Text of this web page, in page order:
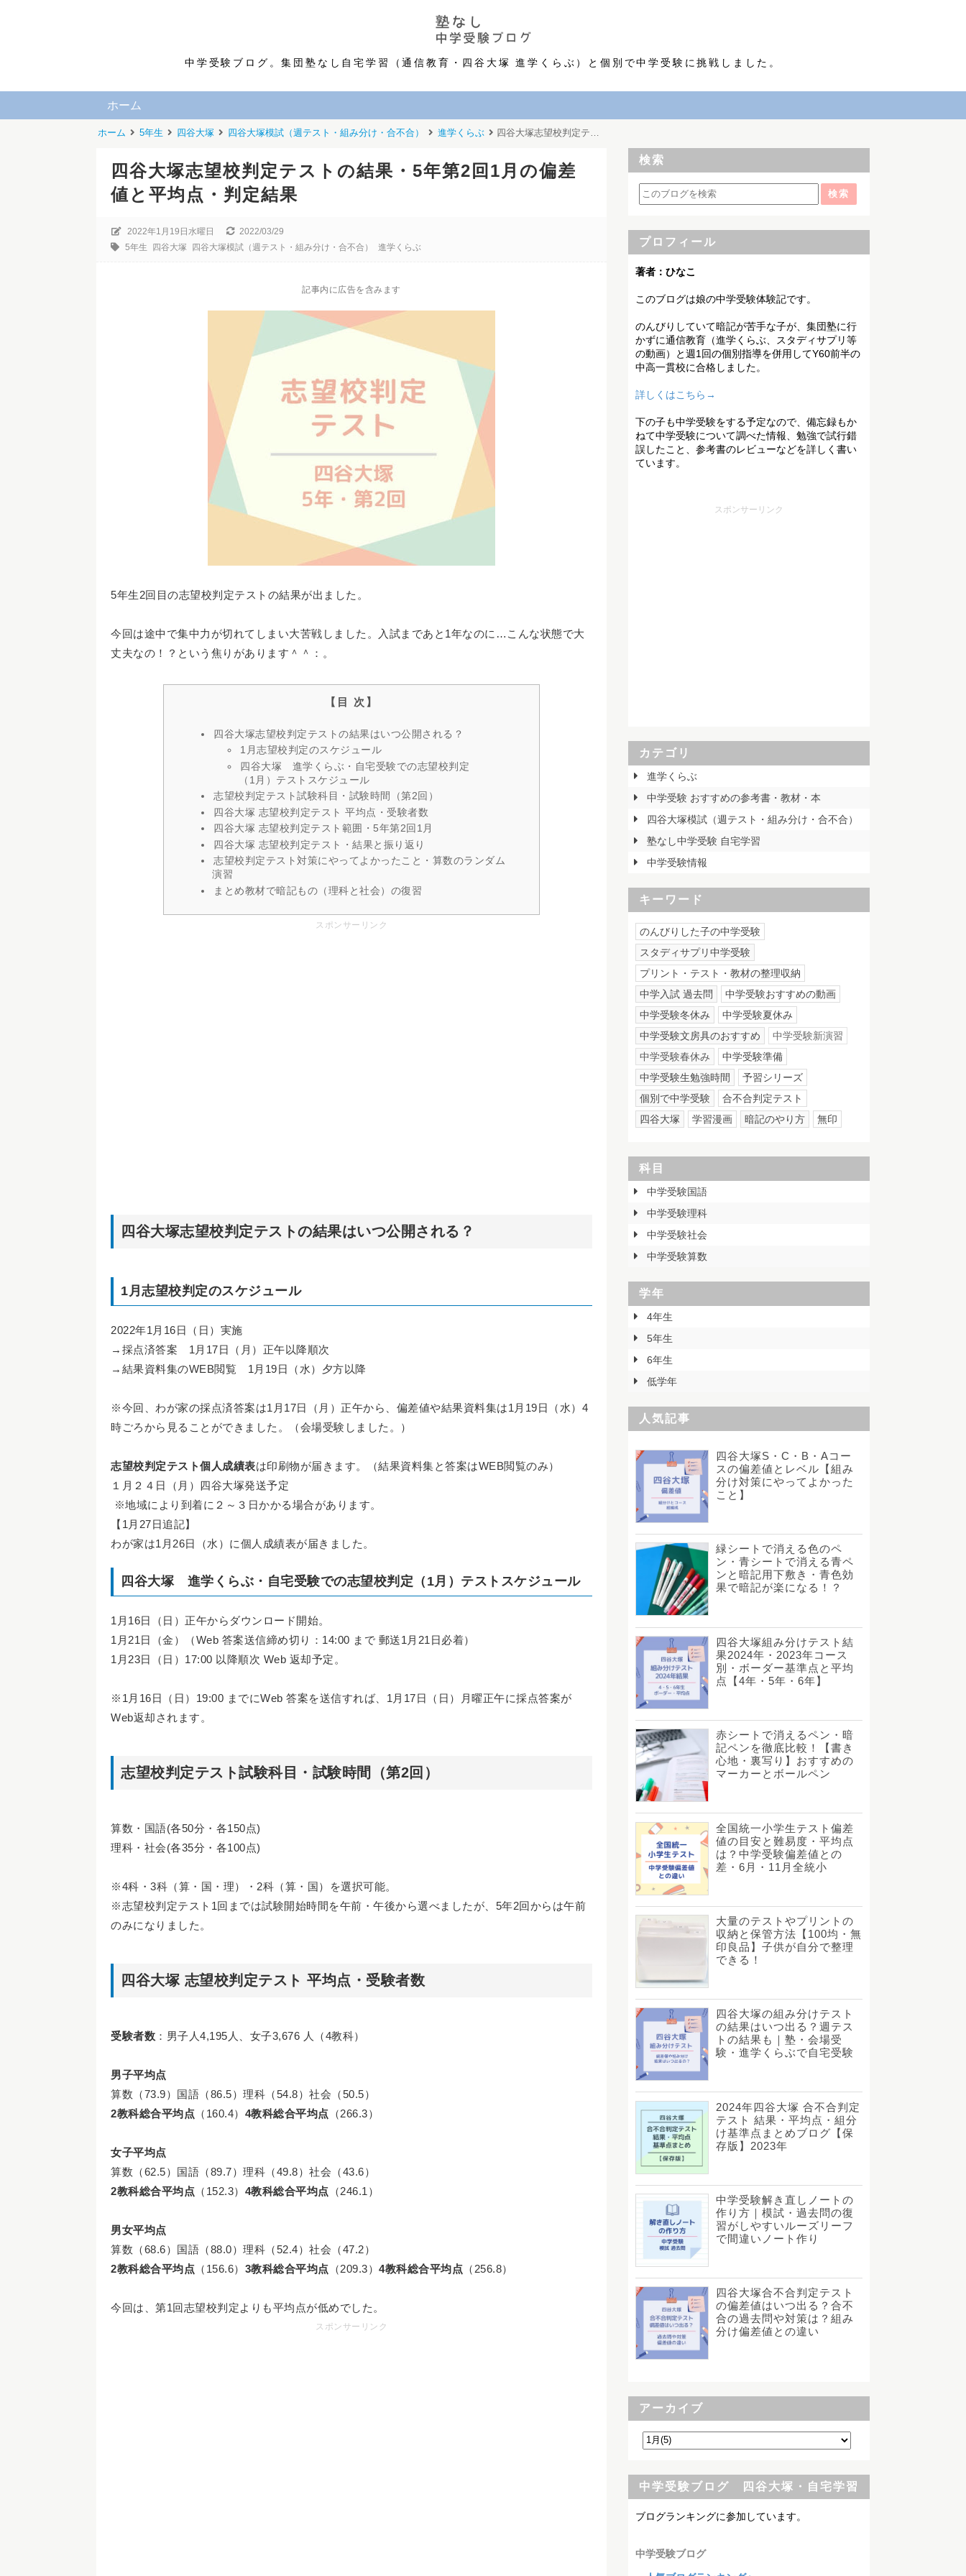
中学受験ブログ。集団塾なし自宅学習（通信教育・四谷大塚 進学くらぶ）と個別で中学受験に挑戦しました。
ホーム
ホーム 5年生 四谷大塚 四谷大塚模試（週テスト・組み分け・合不合） 進学くらぶ 四谷大塚志望校判定テストの結果・5年第2回1月の偏差値と平均点・判定結果
四谷大塚志望校判定テストの結果・5年第2回1月の偏差
値と平均点・判定結果
2022年1月19日水曜日
2022/03/29
5年生
四谷大塚 四谷大塚模試（週テスト・組み分け・合不合） 進学くらぶ
記事内に広告を含みます
5年生2回目の志望校判定テストの結果が出ました。
今回は途中で集中力が切れてしまい大苦戦しました。入試まであと1年なのに…こんな状態で大
丈夫なの！？という焦りがあります＾＾：。
四谷大塚志望校判定テストの結果はいつ公開される？
1月志望校判定のスケジュール
四谷大塚 進学くらぶ・自宅受験での志望校判定
（1月）テストスケジュール
志望校判定テスト試験科目・試験時間（第2回）
四谷大塚 志望校判定テスト 平均点・受験者数
四谷大塚 志望校判定テスト範囲・5年第2回1月
四谷大塚 志望校判定テスト・結果と振り返り
志望校判定テスト対策にやってよかったこと・算数のランダム
演習
まとめ教材で暗記もの（理科と社会）の復習
スポンサーリンク
四谷大塚志望校判定テストの結果はいつ公開される？
1月志望校判定のスケジュール
2022年1月16日（日）実施
→採点済答案 1月17日（月）正午以降順次
→結果資料集のWEB閲覧 1月19日（水）夕方以降
※今回、わが家の採点済答案は1月17日（月）正午から、偏差値や結果資料集は1月19日（水）4
時ごろから見ることができました。（会場受験しました。）
志望校判定テスト個人成績表は印刷物が届きます。（結果資料集と答案はWEB閲覧のみ）
１月２４日（月）四谷大塚発送予定
※地域により到着に２～３日かかる場合があります。
【1月27日追記】
わが家は1月26日（水）に個人成績表が届きました。
四谷大塚 進学くらぶ・自宅受験での志望校判定（1月）テストスケジュール
1月16日（日）正午からダウンロード開始。
1月21日（金）（Web 答案送信締め切り：14:00 まで 郵送1月21日必着）
1月23日（日）17:00 以降順次 Web 返却予定。
※1月16日（日）19:00 までにWeb 答案を送信すれば、1月17日（日）月曜正午に採点答案が
Web返却されます。
志望校判定テスト試験科目・試験時間（第2回）
算数・国語(各50分・各150点)
理科・社会(各35分・各100点)
※4科・3科（算・国・理）・2科（算・国）を選択可能。
※志望校判定テスト1回までは試験開始時間を午前・午後から選べましたが、5年2回からは午前
のみになりました。
四谷大塚 志望校判定テスト 平均点・受験者数
受験者数 ：男子人4,195人、女子3,676 人（4教科）
男子平均点
算数（73.9）国語（86.5）理科（54.8）社会（50.5）
2教科総合平均点 （160.4） 4教科総合平均点 （266.3）
女子平均点
算数（62.5）国語（89.7）理科（49.8）社会（43.6）
2教科総合平均点 （152.3） 4教科総合平均点 （246.1）
男女平均点
算数（68.6）国語（88.0）理科（52.4）社会（47.2）
2教科総合平均点 （156.6） 3教科総合平均点 （209.3）4教科総合平均点 （256.8）
今回は、第1回志望校判定よりも平均点が低めでした。
スポンサーリンク
検索
プロフィール
著者：ひなこ
このブログは娘の中学受験体験記です。
のんびりしていて暗記が苦手な子が、集団塾に行
かずに通信教育（進学くらぶ、スタディサプリ等
の動画）と週1回の個別指導を併用してY60前半の
中高一貫校に合格しました。
詳しくはこちら→
下の子も中学受験をする予定なので、備忘録もか
ねて中学受験について調べた情報、勉強で試行錯
誤したこと、参考書のレビューなどを詳しく書い
ています。
スポンサーリンク
カテゴリ
進学くらぶ
中学受験 おすすめの参考書・教材・本
四谷大塚模試（週テスト・組み分け・合不合）
塾なし中学受験 自宅学習
中学受験情報
キーワード
のんびりした子の中学受験
スタディサプリ中学受験
プリント・テスト・教材の整理収納
中学入試 過去問
中学受験おすすめの動画
中学受験冬休み
中学受験夏休み
中学受験文房具のおすすめ
中学受験新演習
中学受験春休み
中学受験準備
中学受験生勉強時間
予習シリーズ
個別で中学受験
合不合判定テスト
四谷大塚
学習漫画 暗記のやり方 無印
科目
中学受験国語
中学受験理科
中学受験社会
中学受験算数
学年
4年生
5年生
6年生
低学年
人気記事
四谷大塚S・C・B・Aコー
スの偏差値とレベル【組み
分け対策にやってよかった
こと】
緑シートで消える色のペ
ン・青シートで消える青ペ
ンと暗記用下敷き・青色効
果で暗記が楽になる！？
四谷大塚組み分けテスト結
果2024年・2023年コース
別・ボーダー基準点と平均
点【4年・5年・6年】
赤シートで消えるペン・暗
記ペンを徹底比較！【書き
心地・裏写り】おすすめの
マーカーとボールペン
全国統一小学生テスト偏差
値の目安と難易度・平均点
は？中学受験偏差値との
差・6月・11月全統小
大量のテストやプリントの
収納と保管方法【100均・無
印良品】子供が自分で整理
できる！
四谷大塚の組み分けテスト
の結果はいつ出る？週テス
トの結果も｜塾・会場受
験・進学くらぶで自宅受験
2024年四谷大塚 合不合判定
テスト 結果・平均点・組分
け基準点まとめブログ【保
存版】2023年
中学受験解き直しノートの
作り方｜模試・過去問の復
習がしやすいルーズリーフ
で間違いノート作り
四谷大塚合不合判定テスト
の偏差値はいつ出る？合不
合の過去問や対策は？組み
分け偏差値との違い
アーカイブ
中学受験ブログ 四谷大塚・自宅学習
ブログランキングに参加しています。
中学受験ブログ